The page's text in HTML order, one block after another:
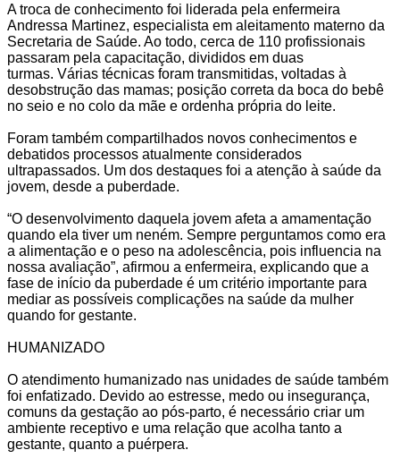
A troca de conhecimento foi liderada pela enfermeira
Andressa Martinez, especialista em aleitamento materno da
Secretaria de Saúde. Ao todo, cerca de 110 profissionais
passaram pela capacitação, divididos em duas
turmas. Várias técnicas foram transmitidas, voltadas à
desobstrução das mamas; posição correta da boca do bebê
no seio e no colo da mãe e ordenha própria do leite.
Foram também compartilhados novos conhecimentos e
debatidos processos atualmente considerados
ultrapassados. Um dos destaques foi a atenção à saúde da
jovem, desde a puberdade.
“O desenvolvimento daquela jovem afeta a amamentação
quando ela tiver um neném. Sempre perguntamos como era
a alimentação e o peso na adolescência, pois influencia na
nossa avaliação”, afirmou a enfermeira, explicando que a
fase de início da puberdade é um critério importante para
mediar as possíveis complicações na saúde da mulher
quando for gestante.
HUMANIZADO
O atendimento humanizado nas unidades de saúde também
foi enfatizado. Devido ao estresse, medo ou insegurança,
comuns da gestação ao pós-parto, é necessário criar um
ambiente receptivo e uma relação que acolha tanto a
gestante, quanto a puérpera.